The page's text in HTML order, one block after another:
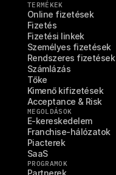
TERMÉKEK
Online fizetések
Fizetés
Fizetési linkek
Személyes fizetések
Rendszeres fizetések
Számlázás
Tőke
Kimenő kifizetések
Acceptance & Risk
MEGOLDÁSOK
E-kereskedelem
Franchise-hálózatok
Piacterek
SaaS
PROGRAMOK
Partnerek